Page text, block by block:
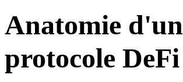
Anatomie d'un
protocole DeFi